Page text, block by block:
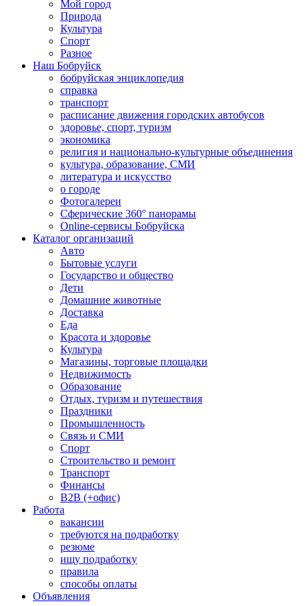
Мой город
Природа
Культура
Спорт
Разное
Наш Бобруйск
бобруйская энциклопедия
справка
транспорт
расписание движения городских автобусов
здоровье, спорт, туризм
экономика
религия и национально-культурные объединения
культура, образование, СМИ
литература и искусство
о городе
Фотогалереи
Сферические 360° панорамы
Online-сервисы Бобруйска
Каталог организаций
Авто
Бытовые услуги
Государство и общество
Дети
Домашние животные
Доставка
Еда
Красота и здоровье
Культура
Магазины, торговые площадки
Недвижимость
Образование
Отдых, туризм и путешествия
Праздники
Промышленность
Связь и СМИ
Спорт
Строительство и ремонт
Транспорт
Финансы
B2B (+офис)
Работа
вакансии
требуются на подработку
резюме
ищу подработку
правила
способы оплаты
Объявления